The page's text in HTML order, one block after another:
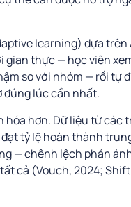
learning) dựa trên
thực — học viên
so với nhóm — rồi tự
đúng lúc cần nhất.
hóa hơn. Dữ liệu từ
tỷ lệ hoàn thành
— chênh lệch phản
cả (Vouch, 2024;